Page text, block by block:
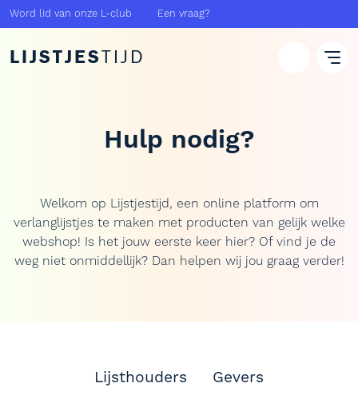
Word lid van onze L-club Een vraag?
LIJSTJESTIJD
Hulp nodig?
Welkom op Lijstjestijd, een online platform om
verlanglijstjes te maken met producten van gelijk welke
webshop! Is het jouw eerste keer hier? Of vind je de
weg niet onmiddellijk? Dan helpen wij jou graag verder!
Lijsthouders
Gevers